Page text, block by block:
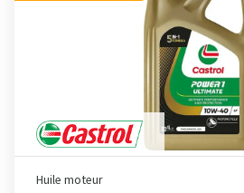
Huile moteur